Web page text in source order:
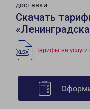
доставки.
Скачать
Тарифы на услуги